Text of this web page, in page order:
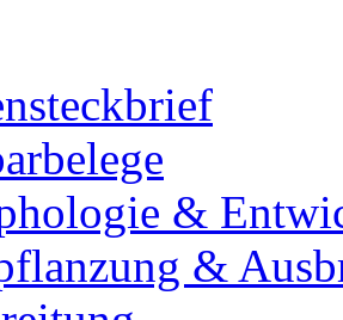
&
&